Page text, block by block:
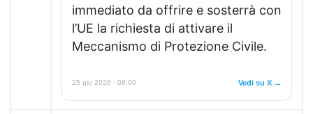
immediato da offrire e sosterrà con
l’UE la richiesta di attivare il
Meccanismo di Protezione Civile.
25 giu 2026 · 08:00 Vedi su X →